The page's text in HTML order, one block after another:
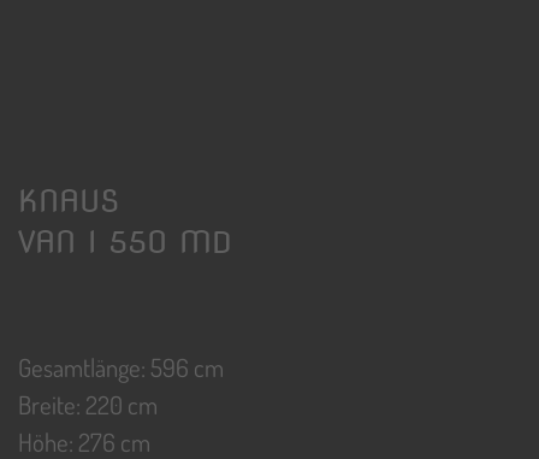
KNAUS
VAN I 550 MD
Gesamtlänge: 596 cm
Breite: 220 cm
Höhe: 276 cm